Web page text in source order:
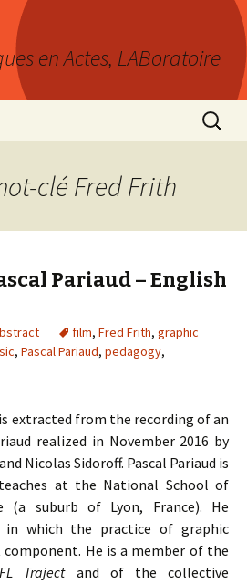
en Actes, LABoratoire
clé Fred Frith
Pariaud – English
film, Fred Frith, graphic
, Pascal Pariaud, pedagogy,
extracted from the recording of an
realized in November 2016 by
Nicolas Sidoroff. Pascal Pariaud is
at the National School of
(a suburb of Lyon, France). He
in which the practice of graphic
He is a member of the
Trajectand of the collective